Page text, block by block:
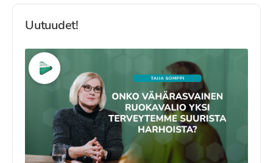
Uutuudet!